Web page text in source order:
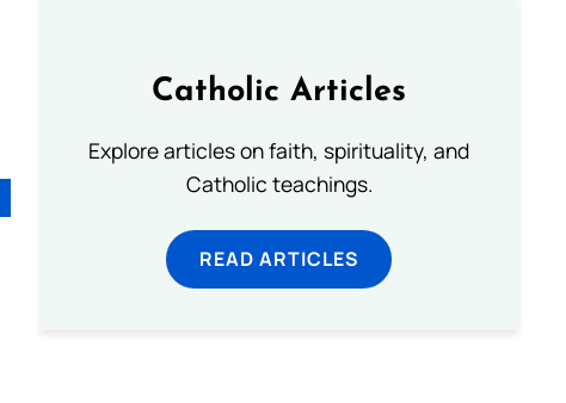
Catholic Articles
Explore articles on faith, spirituality, and
Catholic teachings.
READ ARTICLES